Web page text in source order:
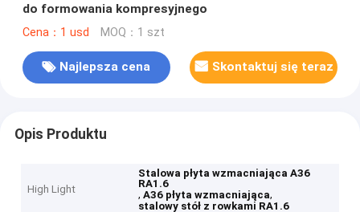
do formowania kompresyjnego
Cena：1 usd MOQ：1 szt
Najlepsza cena Skontaktuj się teraz
Opis Produktu
High Light
Stalowa płyta wzmacniająca A36
RA1.6
,A36 płyta wzmacniająca,
stalowy stół z rowkami RA1.6